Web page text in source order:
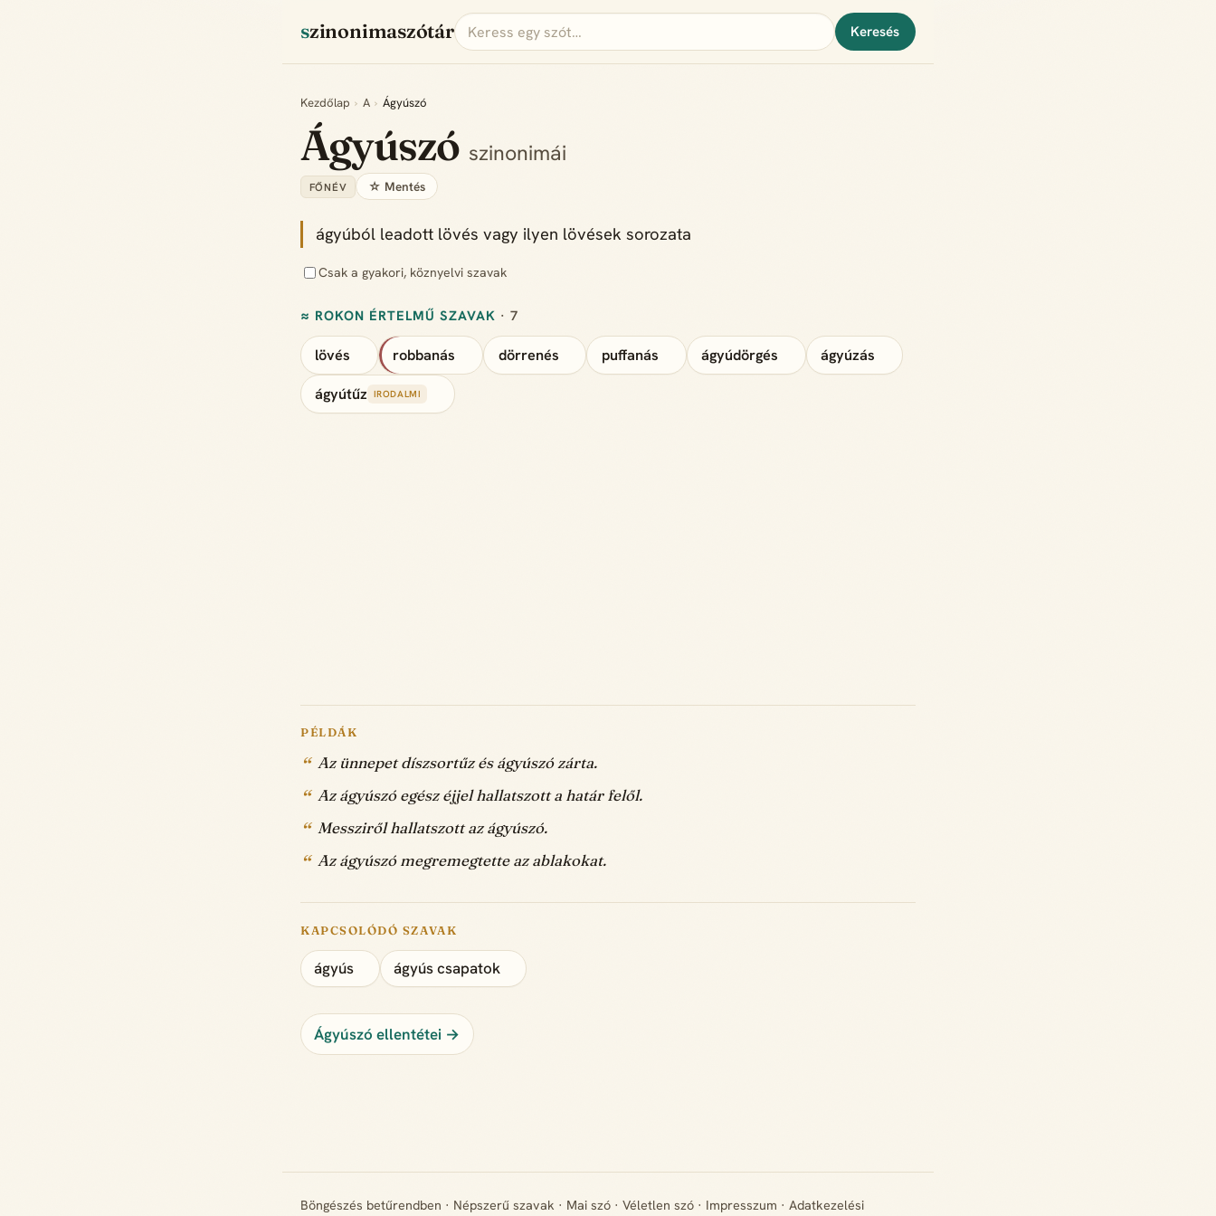
szinonimaszótár Keresés
Kezdőlap › A › Ágyúszó
Ágyúszó szinonimái
FŐNÉV ☆ Mentés
ágyúból leadott lövés vagy ilyen lövések sorozata
Csak a gyakori, köznyelvi szavak
≈ ROKON ÉRTELMŰ SZAVAK · 7
lövés robbanás dörrenés puffanás ágyúdörgés ágyúzás
ágyútűz IRODALMI
PÉLDÁK
Az ünnepet díszsortűz és ágyúszó zárta.
Az ágyúszó egész éjjel hallatszott a határ felől.
Messziről hallatszott az ágyúszó.
Az ágyúszó megremegtette az ablakokat.
KAPCSOLÓDÓ SZAVAK
ágyús ágyús csapatok
Ágyúszó ellentétei →
Böngészés betűrendben · Népszerű szavak · Mai szó · Véletlen szó · Impresszum · Adatkezelési